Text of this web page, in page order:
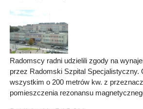
Radomscy radni udzielili zgody na
przez Radomski Szpital Specjalistyczny.
wszystkim o 200 metrów kw. z
pomieszczenia rezonansu